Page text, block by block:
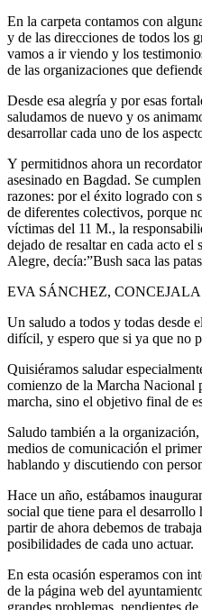
En la carpeta contamos con
y de las direcciones de todos los
vamos a ir viendo y los
de las organizaciones que
Desde esa alegría y por esas
saludamos de nuevo y os
desarrollar cada uno de los
Y permitidnos ahora un
asesinado en Bagdad. Se
razones: por el éxito logrado con
de diferentes colectivos, porque
víctimas del 11 M., la
dejado de resaltar en cada acto
Alegre, decía:”Bush saca las
EVA SÁNCHEZ,
Un saludo a todos y todas desde
difícil, y espero que si ya que no
Quisiéramos saludar
comienzo de la Marcha Nacional
marcha, sino el objetivo final de
Saludo también a la
medios de comunicación el
hablando y discutiendo con
Hace un año, estábamos
social que tiene para el
partir de ahora debemos de
posibilidades de cada uno actuar.
En esta ocasión esperamos con
de la página web del
grandes problemas, pendientes